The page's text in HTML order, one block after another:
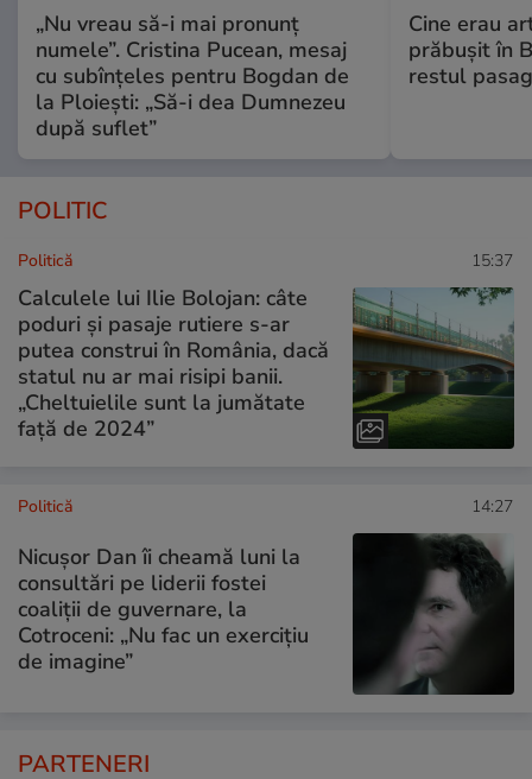
„Nu vreau să-i mai pronunț
numele”. Cristina Pucean, mesaj
cu subînțeles pentru Bogdan de
la Ploiești: „Să-i dea Dumnezeu
după suflet”
Cine erau
prăbușit în
restul
POLITIC
Politică 15:37
Calculele lui Ilie Bolojan: câte
poduri și pasaje rutiere s-ar
putea construi în România, dacă
statul nu ar mai risipi banii.
„Cheltuielile sunt la jumătate
faţă de 2024”
Politică 14:27
Nicușor Dan îi cheamă luni la
consultări pe liderii fostei
coaliții de guvernare, la
Cotroceni: „Nu fac un exercițiu
de imagine”
PARTENERI